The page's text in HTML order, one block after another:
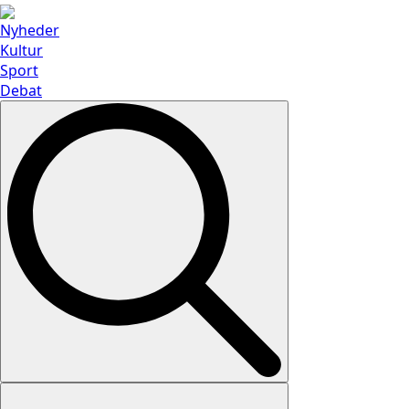
Nyheder
Kultur
Sport
Debat
Search